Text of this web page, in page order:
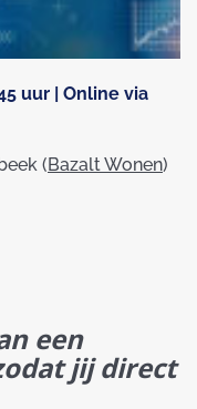
uur | Online via
(Bazalt Wonen)
een
jij direct